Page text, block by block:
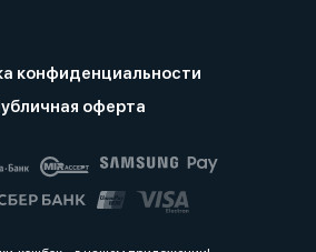
конфиденциальности
оферта